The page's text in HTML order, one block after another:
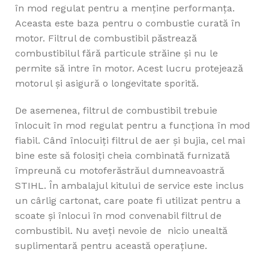
în mod regulat pentru a menține performanța.
Aceasta este baza pentru o combustie curată în
motor. Filtrul de combustibil păstrează
combustibilul fără particule străine și nu le
permite să intre în motor. Acest lucru protejează
motorul și asigură o longevitate sporită.
De asemenea, filtrul de combustibil trebuie
înlocuit în mod regulat pentru a funcționa în mod
fiabil. Când înlocuiți filtrul de aer și bujia, cel mai
bine este să folosiți cheia combinată furnizată
împreună cu motoferăstrăul dumneavoastră
STIHL. În ambalajul kitului de service este inclus
un cârlig cartonat, care poate fi utilizat pentru a
scoate și înlocui în mod convenabil filtrul de
combustibil. Nu aveți nevoie de nicio unealtă
suplimentară pentru această operațiune.